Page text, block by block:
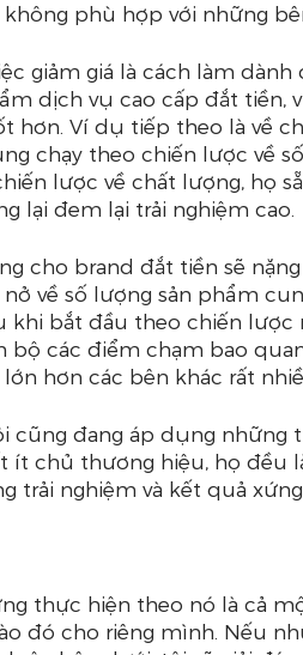
phù hợp với những
giảm giá là cách làm dành
dịch vụ cao cấp đắt tiền,
hơn. Ví dụ tiếp theo là về
chạy theo chiến lược về
lược về chất lượng, họ
lại đem lại trải nghiệm cao.
cho brand đắt tiền sẽ
về số lượng sản phẩm
bắt đầu theo chiến lược
bộ các điểm chạm bao
hơn các bên khác rất
cũng đang áp dụng những
ít chủ thương hiệu, họ đều
trải nghiệm và kết quả
thực hiện theo nó là cả
đó cho riêng mình. Nếu